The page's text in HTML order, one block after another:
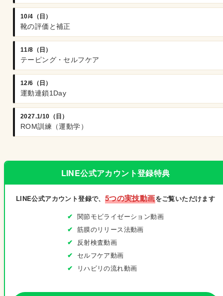
10/4（日）
靴の評価と補正
11/8（日）
テーピング・セルフケア
12/6（日）
運動連鎖1Day
2027.1/10（日）
ROM訓練（運動学）
LINE公式アカウント登録特典
LINE公式アカウント登録で、 5つの実技動画をご覧いただけます
関節モビライゼーション動画
筋膜のリリース法動画
反射検査動画
セルフケア動画
リハビリの流れ動画